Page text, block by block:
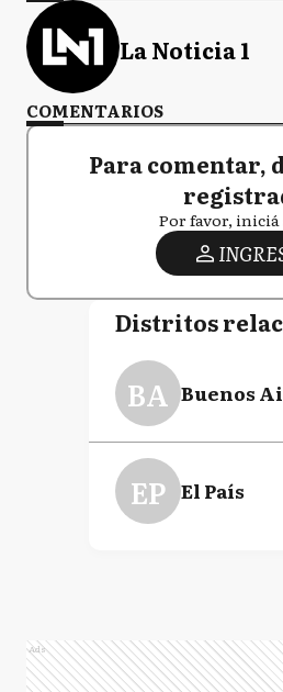
La Noticia 1
COMENTARIOS
Para comentar,
Por favor, iniciá
Distritos
BA Buenos
EP El País
Ads